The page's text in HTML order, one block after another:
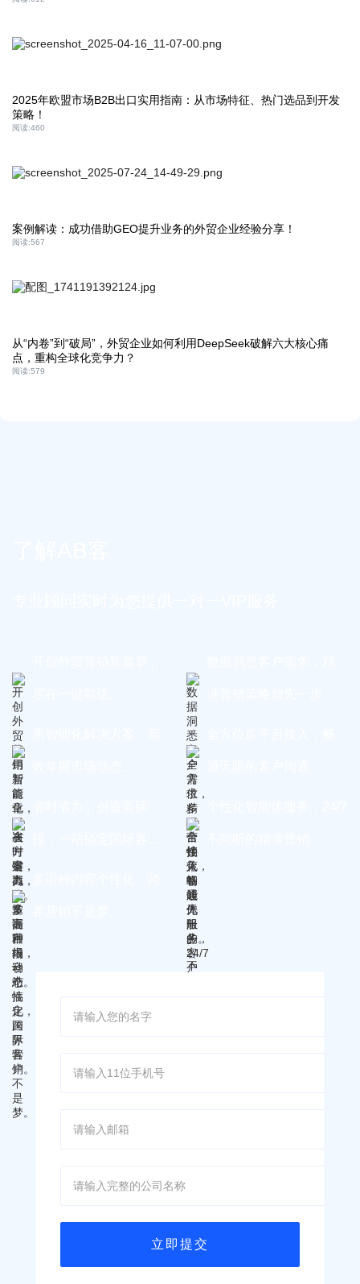
2025年欧盟市场B2B出口实用指南：从市场特征、热门选品到开发
策略！
阅读:460
案例解读：成功借助GEO提升业务的外贸企业经验分享！
阅读:567
从“内卷”到“破局”，外贸企业如何利用DeepSeek破解六大核心痛
点，重构全球化竞争力？
阅读:579